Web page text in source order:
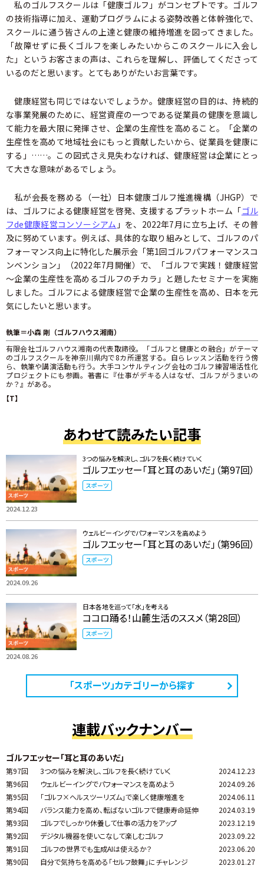
私のゴルフスクールは「健康ゴルフ」がコンセプトです。ゴルフ
の技術指導に加え、運動プログラムによる姿勢改善と体幹強化で、
スクールに通う皆さんの上達と健康の維持増進を図ってきました。
「故障せずに長くゴルフを楽しみたいからこのスクールに入会し
た」というお客さまの声は、これらを理解し、評価してくださって
いるのだと思います。とてもありがたいお言葉です。
健康経営も同じではないでしょうか。健康経営の目的は、持続的
な事業発展のために、経営資産の一つである従業員の健康を意識し
て能力を最大限に発揮させ、企業の生産性を高めること。「企業の
生産性を高めて地域社会にもっと貢献したいから、従業員を健康に
する」……。この図式さえ見失わなければ、健康経営は企業にとっ
て大きな意味があるでしょう。
私が会長を務める（一社）日本健康ゴルフ推進機構（JHGP）で
は、ゴルフによる健康経営を啓発、支援するプラットホーム「ゴル
フde健康経営コンソーシアム 」を、2022年7月に立ち上げ、その普
及に努めています。例えば、具体的な取り組みとして、ゴルフのパ
フォーマンス向上に特化した展示会「第1回ゴルフパフォーマンスコ
ンベンション」（2022年7月開催）で、「ゴルフで実践！健康経営
～企業の生産性を高めるゴルフのチカラ」と題したセミナーを実施
しました。ゴルフによる健康経営で企業の生産性を高め、日本を元
気にしたいと思います。
執筆＝小森 剛（ゴルフハウス湘南）
有限会社ゴルフハウス湘南の代表取締役。「ゴルフと健康との融合」がテーマ
のゴルフスクールを神奈川県内で8カ所運営する。自らレッスン活動を行う傍
ら、執筆や講演活動も行う。大手コンサルティング会社のゴルフ練習場活性化
プロジェクトにも参画。著書に『仕事がデキる人はなぜ、ゴルフがうまいの
か？』がある。
【T】
あわせて読みたい記事
2024.12.23
3つの悩みを解決し、ゴルフを長く続けていく
ゴルフエッセー「耳と耳のあいだ」（第97回）
スポーツ
2024.09.26
ウェルビーイングでパフォーマンスを高めよう
ゴルフエッセー「耳と耳のあいだ」（第96回）
スポーツ
2024.08.26
日本各地を巡って「水」を考える
ココロ踊る！山麓生活のススメ（第28回）
スポーツ
「スポーツ」カテゴリーから探す
連載バックナンバー
ゴルフエッセー「耳と耳のあいだ」
第97回 3つの悩みを解決し、ゴルフを長く続けていく
2024.12.23
第96回
ウェルビーイングでパフォーマンスを高めよう
2024.09.26
第95回
「ゴルフ×ヘルスツーリズム」で楽しく健康増進を
2024.06.11
第94回
バランス能力を高め、転ばないゴルフで健康寿命延伸
2024.03.19
第93回
ゴルフでしっかり休養して仕事の活力をアップ
2023.12.19
第92回
デジタル機器を使いこなして楽しむゴルフ
2023.09.22
第91回
ゴルフの世界でも生成AIは使えるか？
2023.06.20
第90回
自分で気持ちを高める「セルフ鼓舞」にチャレンジ
2023.01.27